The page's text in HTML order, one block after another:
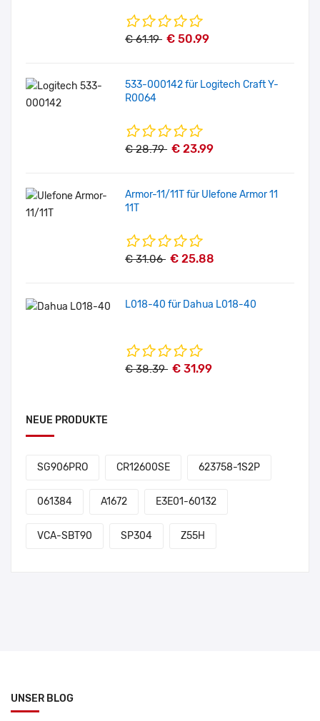
€ 61.19 € 50.99
533-000142 für Logitech Craft Y-
R0064
€ 28.79 € 23.99
Armor-11/11T für Ulefone Armor 11
11T
€ 31.06 € 25.88
L018-40 für Dahua L018-40
€ 38.39 € 31.99
NEUE PRODUKTE
SG906PRO CR12600SE 623758-1S2P
061384 A1672 E3E01-60132
VCA-SBT90 SP304 Z55H
UNSER BLOG